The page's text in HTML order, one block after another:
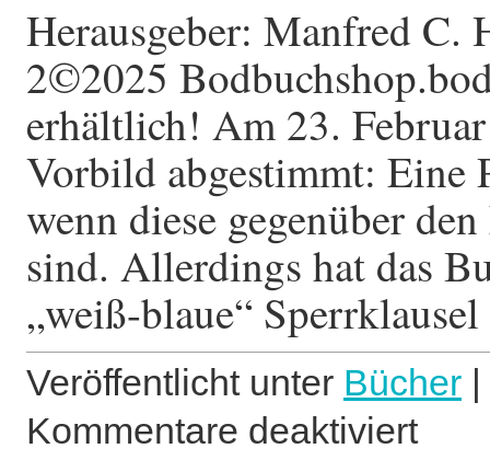
Herausgeber: Manfred
2©2025
erhältlich! Am 23.
Vorbild abgestimmt: Eine
wenn diese gegenüber
sind. Allerdings hat das
„weiß-blaue“
Veröffentlicht unter Bücher |
Kommentare deaktiviertWie